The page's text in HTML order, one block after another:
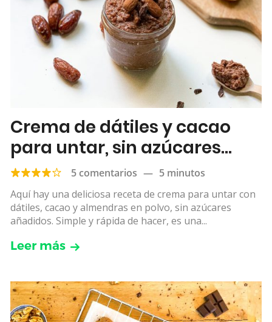
Crema de dátiles y cacao
para untar, sin azúcares
añadidos5 comentarios — 5 minutos
Aquí hay una deliciosa receta de crema para untar con
dátiles, cacao y almendras en polvo, sin azúcares
añadidos. Simple y rápida de hacer, es una...
Leer más